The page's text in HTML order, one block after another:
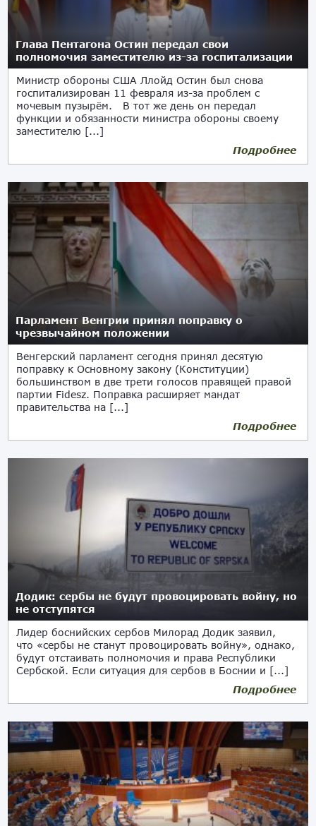
Глава Пентагона Остин передал свои
полномочия заместителю из-за госпитализации
Министр обороны США Ллойд Остин был снова
госпитализирован 11 февраля из-за проблем с
мочевым пузырём. В тот же день он передал
функции и обязанности министра обороны своему
заместителю [...]
Подробнее
Парламент Венгрии принял поправку о
чрезвычайном положении
Венгерский парламент сегодня принял десятую
поправку к Основному закону (Конституции)
большинством в две трети голосов правящей правой
партии Fidesz. Поправка расширяет мандат
правительства на [...]
Подробнее
Додик: сербы не будут провоцировать войну, но
не отступятся
Лидер боснийских сербов Милорад Додик заявил,
что «сербы не станут провоцировать войну», однако,
будут отстаивать полномочия и права Республики
Сербской. Если ситуация для сербов в Боснии и [...]
Подробнее